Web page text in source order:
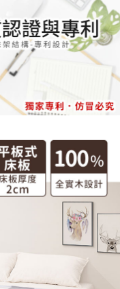
號之用戶狀況，依本公司即
情形，本公司將視審查結果
若發現惡意使用之情形，
度並採取法律行動。